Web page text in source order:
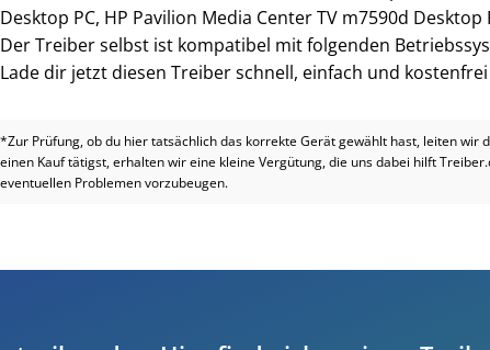
Desktop PC, HP Pavilion Media Center TV m7590d Desktop
Der Treiber selbst ist kompatibel mit folgenden
Lade dir jetzt diesen Treiber schnell, einfach und
*Zur Prüfung, ob du hier tatsächlich das korrekte Gerät gewählt hast, leiten
einen Kauf tätigst, erhalten wir eine kleine Vergütung, die uns dabei hilft
eventuellen Problemen vorzubeugen.